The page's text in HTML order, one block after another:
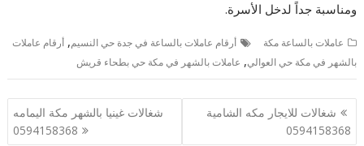
ومناسبة جداً لدخل الأسرة.
عاملات بالساعة مكة أرقام عاملات بالساعة في جدة حي النسيم,أرقام عاملات
بالشهر في مكة حي العوالي, عاملات بالشهر في مكة حي بطحاء قريش
تصفّح
المقالات
شغالات للايجار مكه الشامية
0594158368
شغالات غينيا بالشهر مكة اليمامه
0594158368